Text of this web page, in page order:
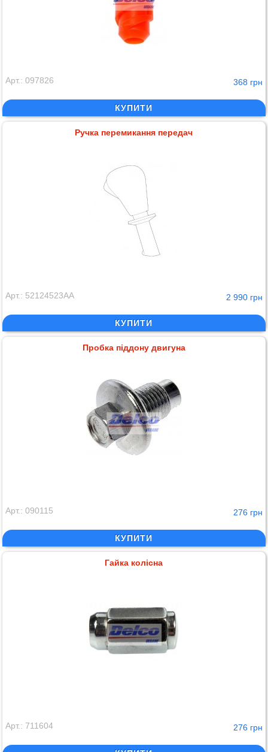
Арт.: 097826 368 грн
КУПИТИ
Ручка перемикання передач
Арт.: 52124523AA 2 990 грн
КУПИТИ
Пробка піддону двигуна
Арт.: 090115 276 грн
КУПИТИ
Гайка колісна
Арт.: 711604 276 грн